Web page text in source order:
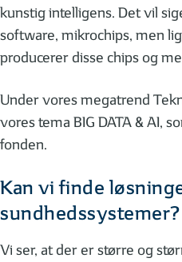
kunstig intelligens. Det vil
software, mikrochips, men
producerer disse chips og
Under vores megatrend
vores tema BIG DATA & AI,
fonden.
Kan vi finde
sundhedssystemer?
Vi ser, at der er større og